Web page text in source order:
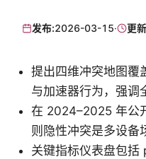
发布:2026-03-15· 更
提出四维冲突地图覆
与加速器行为，强调
在 2024–2025 年公
则隐性冲突是多设备
关键指标仪表盘包括